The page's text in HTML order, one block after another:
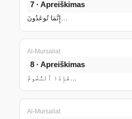
7 · Apreiškimas
إِنَّمَا تُوعَدُونَ…
Al-Mursaliat
8 · Apreiškimas
Al-Mursaliat